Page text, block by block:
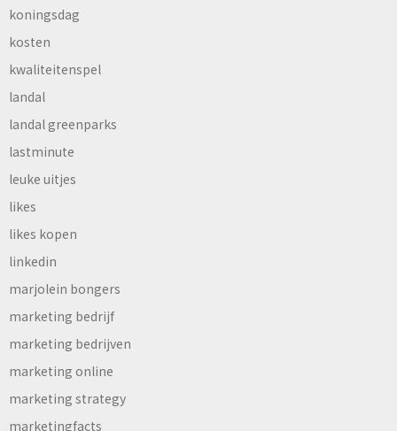
koningsdag
kosten
kwaliteitenspel
landal
landal greenparks
lastminute
leuke uitjes
likes
likes kopen
linkedin
marjolein bongers
marketing bedrijf
marketing bedrijven
marketing online
marketing strategy
marketingfacts